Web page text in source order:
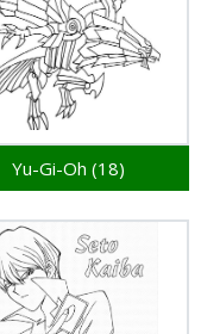
Yu-Gi-Oh (18)